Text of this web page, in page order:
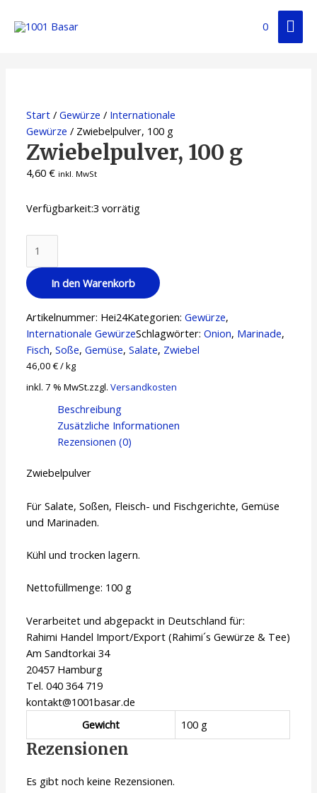
Inhalt
0
Start /Gewürze / Internationale
Gewürze / Zwiebelpulver, 100 g
Zwiebelpulver, 100 g
4,60€ inkl. MwSt
Verfügbarkeit:3 vorrätig
100
g
Menge
In den Warenkorb
Artikelnummer: Hei24Kategorien:Gewürze,
Internationale GewürzeSchlagwörter:Onion, Marinade,
Fisch,Soße,Gemüse,Salate, Zwiebel
46,00€/kg
inkl. 7 % MwSt.zzgl.Versandkosten
Beschreibung
Zusätzliche Informationen
Rezensionen (0)
Zwiebelpulver
Für Salate, Soßen, Fleisch- und Fischgerichte, Gemüse
und Marinaden.
Kühl und trocken lagern.
Nettofüllmenge: 100 g
Verarbeitet und abgepackt in Deutschland für:
Rahimi Handel Import/Export (Rahimi´s Gewürze & Tee)
Am Sandtorkai 34
20457 Hamburg
Tel. 040 364 719
kontakt@1001basar.de
Gewicht
100 g
Rezensionen
Es gibt noch keine Rezensionen.